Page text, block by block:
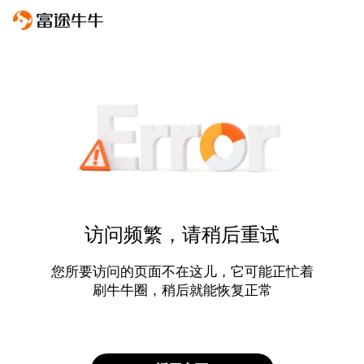
访问频繁，请稍后重试
您所要访问的页面不在这儿，它可能正忙着
刷牛牛圈，稍后就能恢复正常